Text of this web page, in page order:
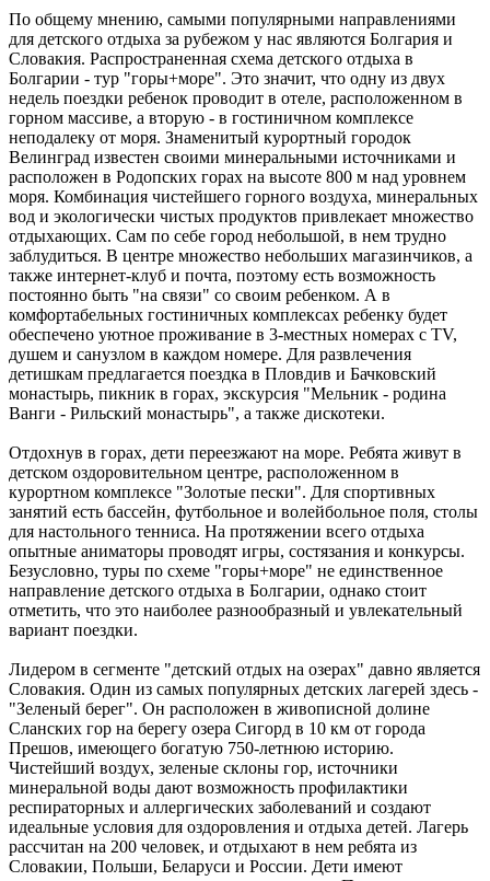
По общему мнению, самыми популярными направлениями
для детского отдыха за рубежом у нас являются Болгария и
Словакия. Распространенная схема детского отдыха в
Болгарии - тур "горы+море". Это значит, что одну из двух
недель поездки ребенок проводит в отеле, расположенном в
горном массиве, а вторую - в гостиничном комплексе
неподалеку от моря. Знаменитый курортный городок
Велинград известен своими минеральными источниками и
расположен в Родопских горах на высоте 800 м над уровнем
моря. Комбинация чистейшего горного воздуха, минеральных
вод и экологически чистых продуктов привлекает множество
отдыхающих. Сам по себе город небольшой, в нем трудно
заблудиться. В центре множество небольших магазинчиков, а
также интернет-клуб и почта, поэтому есть возможность
постоянно быть "на связи" со своим ребенком. А в
комфортабельных гостиничных комплексах ребенку будет
обеспечено уютное проживание в 3-местных номерах с TV,
душем и санузлом в каждом номере. Для развлечения
детишкам предлагается поездка в Пловдив и Бачковский
монастырь, пикник в горах, экскурсия "Мельник - родина
Ванги - Рильский монастырь", а также дискотеки.
Отдохнув в горах, дети переезжают на море. Ребята живут в
детском оздоровительном центре, расположенном в
курортном комплексе "Золотые пески". Для спортивных
занятий есть бассейн, футбольное и волейбольное поля, столы
для настольного тенниса. На протяжении всего отдыха
опытные аниматоры проводят игры, состязания и конкурсы.
Безусловно, туры по схеме "горы+море" не единственное
направление детского отдыха в Болгарии, однако стоит
отметить, что это наиболее разнообразный и увлекательный
вариант поездки.
Лидером в сегменте "детский отдых на озерах" давно является
Словакия. Один из самых популярных детских лагерей здесь -
"Зеленый берег". Он расположен в живописной долине
Сланских гор на берегу озера Сигорд в 10 км от города
Прешов, имеющего богатую 750-летнюю историю.
Чистейший воздух, зеленые склоны гор, источники
минеральной воды дают возможность профилактики
респираторных и аллергических заболеваний и создают
идеальные условия для оздоровления и отдыха детей. Лагерь
рассчитан на 200 человек, и отдыхают в нем ребята из
Словакии, Польши, Беларуси и России. Дети имеют